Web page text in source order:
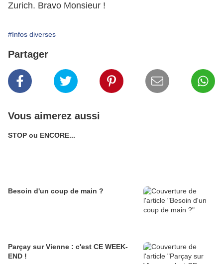
Zurich. Bravo Monsieur !
#Infos diverses
Partager
Vous aimerez aussi
STOP ou ENCORE...
Besoin d'un coup de main ?
Parçay sur Vienne : c'est CE WEEK-
END !